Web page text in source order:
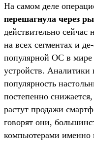
На самом деле
перешагнула через
действительно
на всех сегментах и
популярной ОС в мире
устройств. Аналитики
популярность
постепенно
растут продажи
говорят они,
компьютерами именно